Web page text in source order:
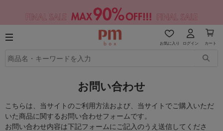
お気に入り ログイン カート
お問い合わせ
こちらは、当サイトのご利用方法および、当サイトでご購入いただ
いた商品に関するお問い合わせフォームです。
お問い合わせ内容は下記フォームにご記入のうえ送信してくださ